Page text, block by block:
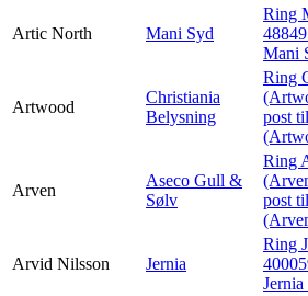
Artic North Mani Syd
Ring
Mani
Artwood
Christiania
Belysning
Ring
post
Arven
Aseco Gull &
Sølv
Ring
post
Arvid Nilsson Jernia
Ring